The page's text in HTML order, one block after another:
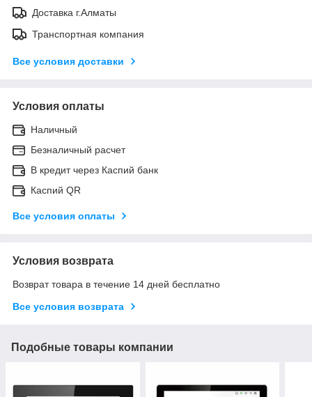
Доставка г.Алматы
Транспортная компания
Все условия доставки
Условия оплаты
Наличный
Безналичный расчет
В кредит через Каспий банк
Каспий QR
Все условия оплаты
Условия возврата
Возврат товара в течение 14 дней бесплатно
Все условия возврата
Подобные товары компании